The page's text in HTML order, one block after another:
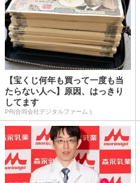
【宝くじ何年も買って一度も当
たらない人へ】原因、はっきり
してます
PR(合同会社デジタルファーム )